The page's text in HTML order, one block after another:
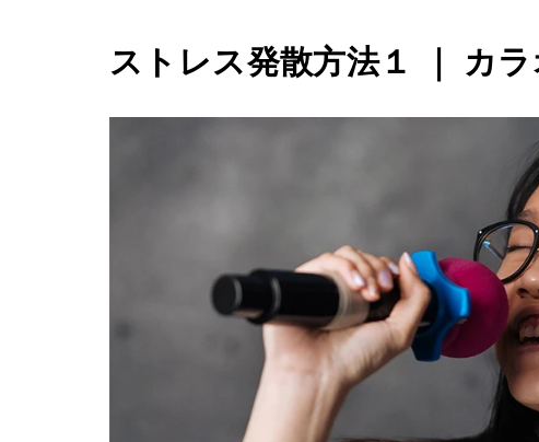
ストレス発散方法１ ｜ カラ